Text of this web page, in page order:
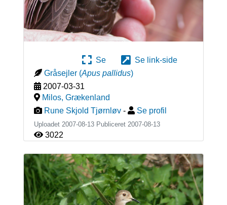
Se
Se link-side
Gråsejler (Apus pallidus)
2007-03-31
Milos, Grækenland
Rune Skjold Tjørnløv - Se profil
Uploadet 2007-08-13 Publiceret 2007-08-13
3022